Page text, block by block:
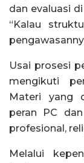
dan evaluasi
“Kalau
Usai prosesi
mengikuti
Materi yang
peran PC
profesional,
Melalui